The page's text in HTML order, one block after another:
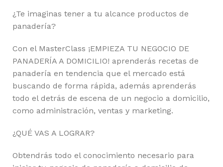
¿Te imaginas tener a tu alcance productos de
panadería?
Con el MasterClass ¡EMPIEZA TU NEGOCIO DE
PANADERÍA A DOMICILIO! aprenderás recetas de
panadería en tendencia que el mercado está
buscando de forma rápida, además aprenderás
todo el detrás de escena de un negocio a domicilio,
como administración, ventas y marketing.
¿QUÉ VAS A LOGRAR?
Obtendrás todo el conocimiento necesario para